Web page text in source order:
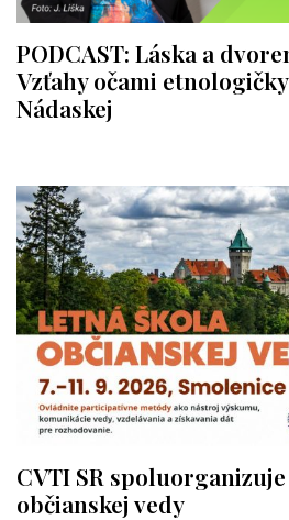
PODCAST: Láska a
Vzťahy očami
Nádaskej
CVTI SR
občianskej vedy